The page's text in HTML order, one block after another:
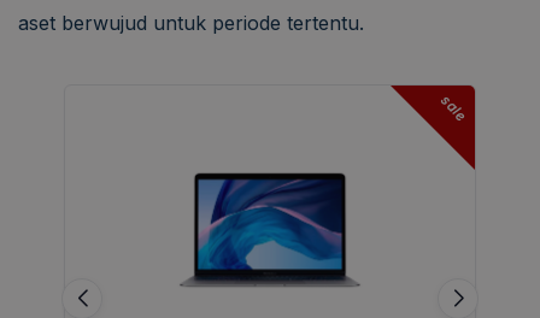
aset berwujud untuk periode tertentu.
sale